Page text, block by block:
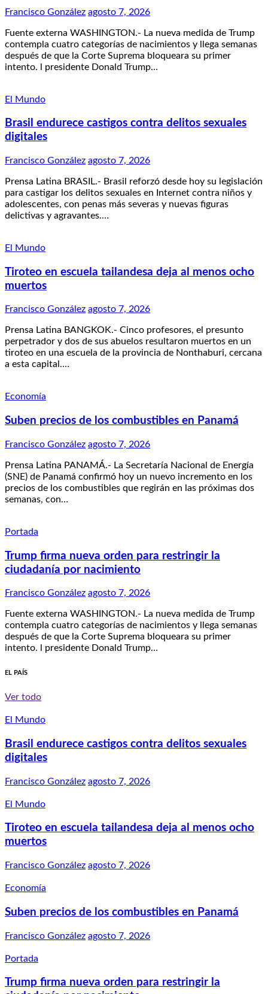
Francisco González agosto 7, 2026
Fuente externa WASHINGTON.- La nueva medida de Trump
contempla cuatro categorías de nacimientos y llega semanas
después de que la Corte Suprema bloqueara su primer
intento. l presidente Donald Trump…
El Mundo
Brasil endurece castigos contra delitos sexuales
digitales
Francisco González agosto 7, 2026
Prensa Latina BRASIL.- Brasil reforzó desde hoy su legislación
para castigar los delitos sexuales en Internet contra niños y
adolescentes, con penas más severas y nuevas figuras
delictivas y agravantes.…
El Mundo
Tiroteo en escuela tailandesa deja al menos ocho
muertos
Francisco González agosto 7, 2026
Prensa Latina BANGKOK.- Cinco profesores, el presunto
perpetrador y dos de sus abuelos resultaron muertos en un
tiroteo en una escuela de la provincia de Nonthaburi, cercana
a esta capital.…
Economía
Suben precios de los combustibles en Panamá
Francisco González agosto 7, 2026
Prensa Latina PANAMÁ.- La Secretaría Nacional de Energía
(SNE) de Panamá confirmó hoy un nuevo incremento en los
precios de los combustibles que regirán en las próximas dos
semanas, con…
Portada
Trump firma nueva orden para restringir la
ciudadanía por nacimiento
Francisco González agosto 7, 2026
Fuente externa WASHINGTON.- La nueva medida de Trump
contempla cuatro categorías de nacimientos y llega semanas
después de que la Corte Suprema bloqueara su primer
intento. l presidente Donald Trump…
EL PAÍS
Ver todo
El Mundo
Brasil endurece castigos contra delitos sexuales
digitales
Francisco González agosto 7, 2026
El Mundo
Tiroteo en escuela tailandesa deja al menos ocho
muertos
Francisco González agosto 7, 2026
Economía
Suben precios de los combustibles en Panamá
Francisco González agosto 7, 2026
Portada
Trump firma nueva orden para restringir la